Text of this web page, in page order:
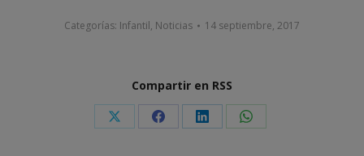
Categorías: Infantil, Noticias 14 septiembre, 2017
Compartir en RSS
Share Share Share Share